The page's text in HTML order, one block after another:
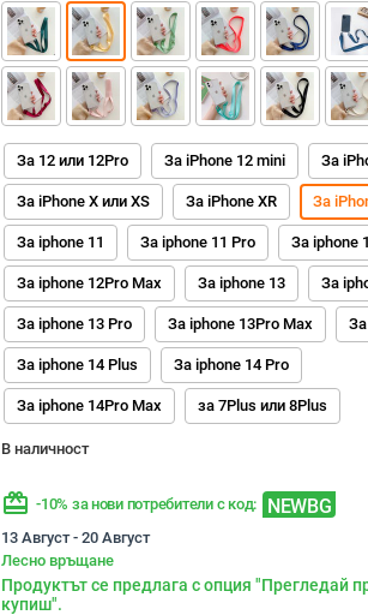
За 12 или 12Pro За iPhone 12 mini За
За iPhone X или XS За iPhone XR За
За iphone 11 За iphone 11 Pro За iphone
За iphone 12Pro Max За iphone 13 За
За iphone 13 Pro За iphone 13Pro Max
За iphone 14 Plus За iphone 14 Pro
За iphone 14Pro Max за 7Plus или 8Plus
В наличност
redeem -10% за нови потребители с код: NEWBG
13 Август - 20 Август
Лесно връщане
Продуктът се предлага с опция "Прегледай
купиш".